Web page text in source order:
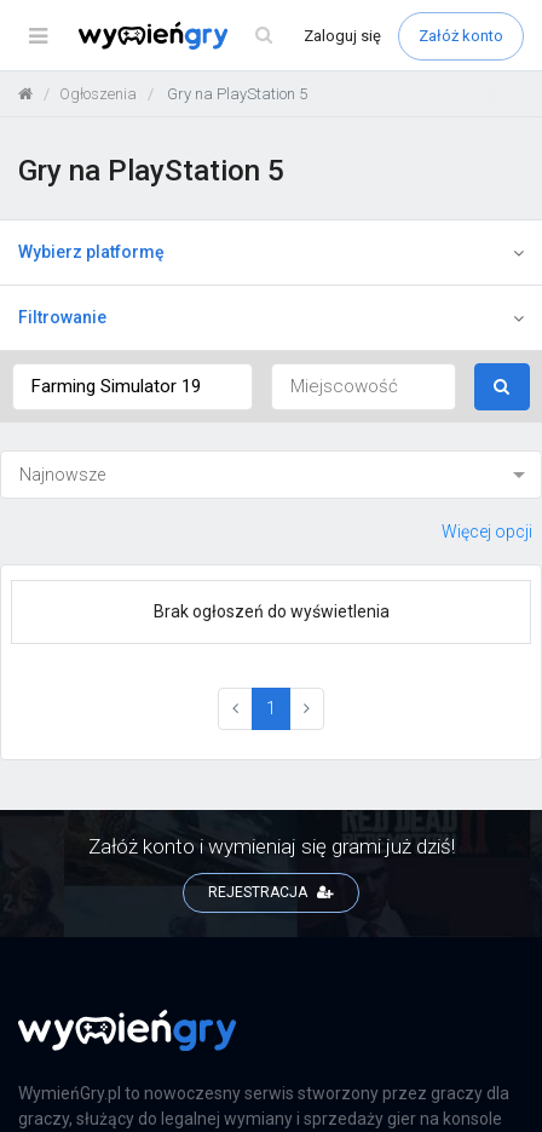
Menu Zaloguj się Załóż konto
Ogłoszenia Gry na PlayStation 5
Gry na PlayStation 5
Wybierz platformę
Filtrowanie
Więcej opcji
Brak ogłoszeń do wyświetlenia
1 (current)
Załóż konto i wymieniaj się grami już dziś!
REJESTRACJA
WymieńGry.pl to nowoczesny serwis stworzony przez graczy dla
graczy, służący do legalnej wymiany i sprzedaży gier na konsole